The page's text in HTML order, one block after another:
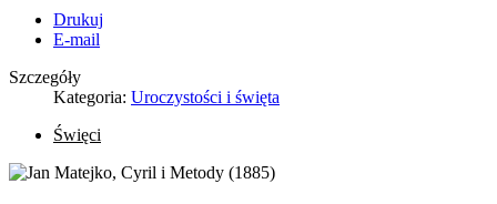
Drukuj
E-mail
Szczegóły
Kategoria: Uroczystości i święta
Święci